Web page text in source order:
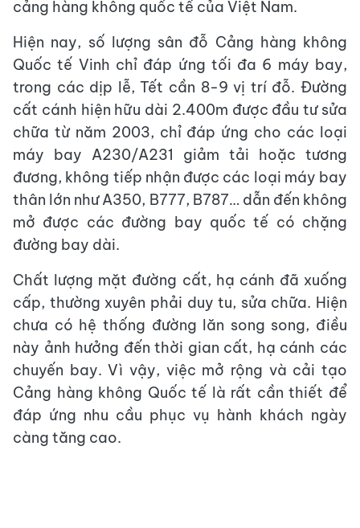
cảng hàng không quốc tế của Việt Nam.
Hiện nay, số lượng sân đỗ Cảng hàng không
Quốc tế Vinh chỉ đáp ứng tối đa 6 máy bay,
trong các dịp lễ, Tết cần 8-9 vị trí đỗ. Đường
cất cánh hiện hữu dài 2.400m được đầu tư sửa
chữa từ năm 2003, chỉ đáp ứng cho các loại
máy bay A230/A231 giảm tải hoặc tương
đương, không tiếp nhận được các loại máy bay
thân lớn như A350, B777, B787… dẫn đến không
mở được các đường bay quốc tế có chặng
đường bay dài.
Chất lượng mặt đường cất, hạ cánh đã xuống
cấp, thường xuyên phải duy tu, sửa chữa. Hiện
chưa có hệ thống đường lăn song song, điều
này ảnh hưởng đến thời gian cất, hạ cánh các
chuyến bay. Vì vậy, việc mở rộng và cải tạo
Cảng hàng không Quốc tế là rất cần thiết để
đáp ứng nhu cầu phục vụ hành khách ngày
càng tăng cao.